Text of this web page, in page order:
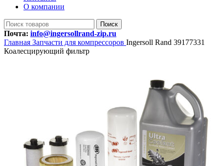
О компании
Поиск
Почта: info@ingersollrand-zip.ru
Главная Запчасти для компрессоров Ingersoll Rand 39177331
Коалесцирующий фильтр